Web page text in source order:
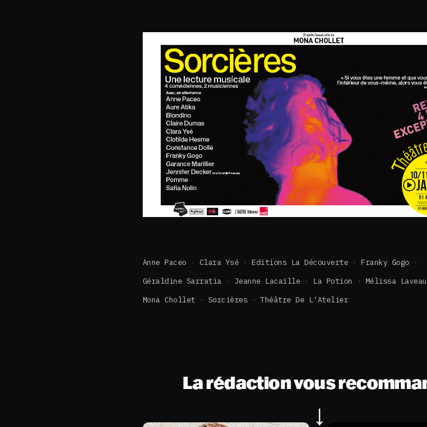
Anne Paceo Clara Ysé Editions La Découverte
Franky Gogo
Géraldine Sarratia
Jeanne Lacaille La Potion
Mélissa
Mona Chollet
Sorcières Théâtre De L'Atelier
La rédaction vous